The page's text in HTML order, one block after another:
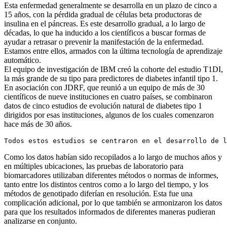
Esta enfermedad generalmente se desarrolla en un plazo de cinco a
15 años, con la pérdida gradual de células beta productoras de
insulina en el páncreas. Es este desarrollo gradual, a lo largo de
décadas, lo que ha inducido a los científicos a buscar formas de
ayudar a retrasar o prevenir la manifestación de la enfermedad.
Estamos entre ellos, armados con la última tecnología de aprendizaje
automático.
El equipo de investigación de IBM creó la cohorte del estudio T1DI,
la más grande de su tipo para predictores de diabetes infantil tipo 1.
En asociación con JDRF, que reunió a un equipo de más de 30
científicos de nueve instituciones en cuatro países, se combinaron
datos de cinco estudios de evolución natural de diabetes tipo 1
dirigidos por esas instituciones, algunos de los cuales comenzaron
hace más de 30 años.
Todos estos estudios se centraron en el desarrollo de
Como los datos habían sido recopilados a lo largo de muchos años y
en múltiples ubicaciones, las pruebas de laboratorio para
biomarcadores utilizaban diferentes métodos o normas de informes,
tanto entre los distintos centros como a lo largo del tiempo, y los
métodos de genotipado diferían en resolución. Esta fue una
complicación adicional, por lo que también se armonizaron los datos
para que los resultados informados de diferentes maneras pudieran
analizarse en conjunto.